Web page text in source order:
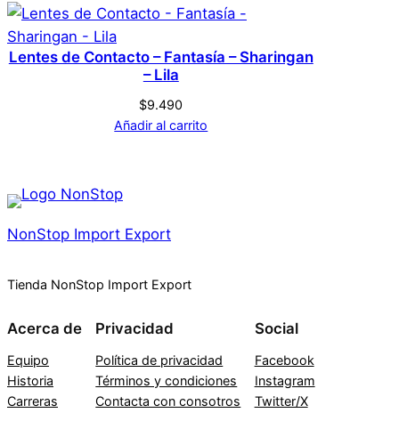
Lentes de Contacto – Fantasía – Sharingan
– Lila
$9.490
Añadir al carrito
NonStop Import Export
Tienda NonStop Import Export
Acerca de
Equipo
Historia
Carreras
Privacidad
Política de privacidad
Términos y condiciones
Contacta con consotros
Social
Facebook
Instagram
Twitter/X